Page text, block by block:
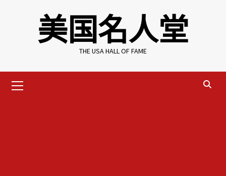
美国名人堂
THE USA HALL OF FAME
Menu